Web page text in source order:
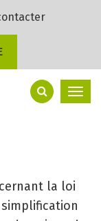
la loi